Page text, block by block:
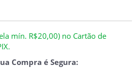
mín. R$20,00) no Cartão de
Compra é Segura: